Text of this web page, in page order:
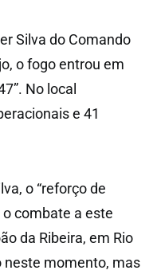
Silva do Comando
o fogo entrou em
No local
e 41
o “reforço de
combate a este
da Ribeira, em Rio
neste momento, mas